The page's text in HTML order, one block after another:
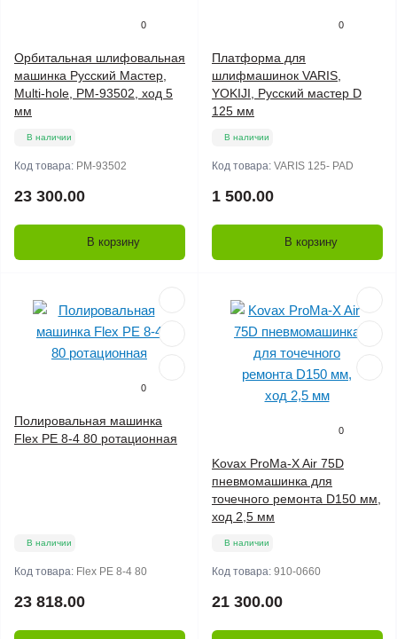
0
Орбитальная шлифовальная
машинка Русский Мастер,
Multi-hole, РМ-93502, ход 5
мм
В наличии
Код товара: РМ-93502
23 300.00
В корзину
0
Платформа для
шлифмашинок VARIS,
YOKIJI, Русский мастер D
125 мм
В наличии
Код товара: VARIS 125- PAD
1 500.00
В корзину
0
Полировальная машинка
Flex PE 8-4 80 ротационная
В наличии
Код товара: Flex PE 8-4 80
23 818.00
0
Kovax ProMa-X Air 75D
пневмомашинка для
точечного ремонта D150 мм,
ход 2,5 мм
В наличии
Код товара: 910-0660
21 300.00